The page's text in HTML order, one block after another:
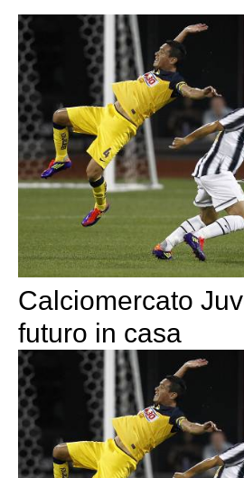
Calciomercato
futuro in casa